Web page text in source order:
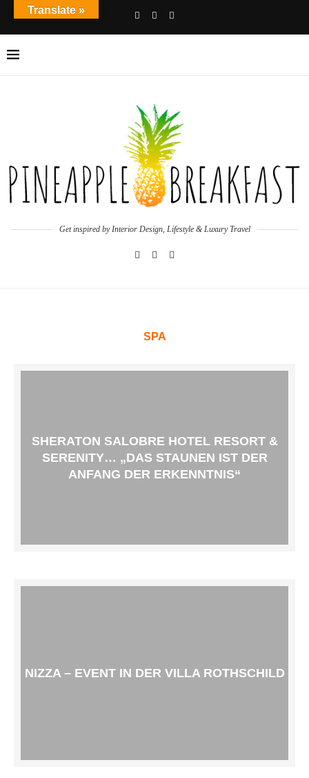
Get inspired by Interior Design, Lifestyle & Luxury Travel
SPA
SHERATON SALOBRE HOTEL RESORT &
SERENITY… „DAS STAUNEN IST DER
ANFANG DER ERKENNTNIS“
NIZZA – EVENT IN DER VILLA ROTHSCHILD
Translate »